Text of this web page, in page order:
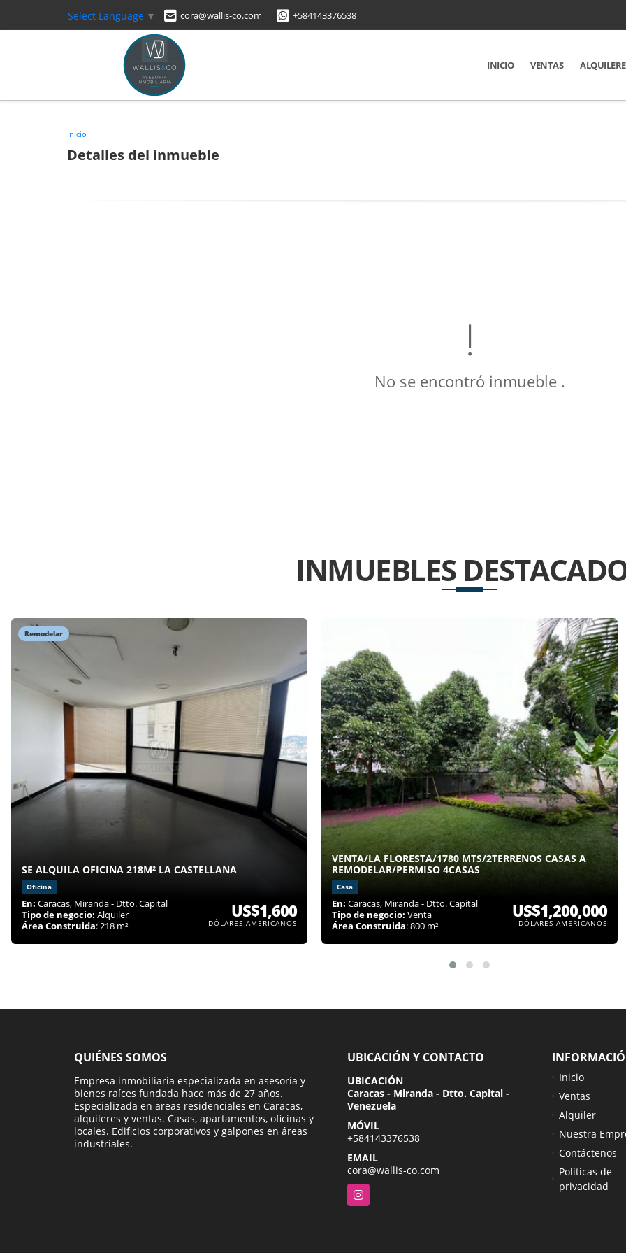
Select Language ▼ cora@wallis-co.com +584143376538
INICIO VENTAS
Inicio
Detalles del inmueble
No se encontró inmueble .
INMUEBLES
Remodelar
SE ALQUILA OFICINA 218M² LA CASTELLANA
Oficina
En: Caracas, Miranda - Dtto. Capital
Tipo de negocio: Alquiler
Área Construida: 218 m²
US$1,600
DÓLARES AMERICANOS
VENTA/LA FLORESTA/1780 MTS/2TERRENOS CASAS A
REMODELAR/PERMISO 4CASAS
Casa
En: Caracas, Miranda - Dtto. Capital
Tipo de negocio: Venta
Área Construida: 800 m²
US$1,200,000
DÓLARES AMERICANOS
QUIÉNES SOMOS
Empresa inmobiliaria especializada en asesoría y
bienes raíces fundada hace más de 27 años.
Especializada en areas residenciales en Caracas,
alquileres y ventas. Casas, apartamentos, oficinas y
locales. Edificios corporativos y galpones en áreas
industriales.
UBICACIÓN Y CONTACTO
UBICACIÓN
Caracas - Miranda - Dtto. Capital -
Venezuela
MÓVIL
+584143376538
EMAIL
cora@wallis-co.com
Instagram
Inicio
Ventas
Alquiler
Nuestra
Contáctenos
Políticas de
privacidad